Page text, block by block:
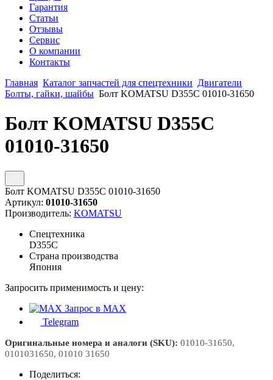
Гарантия
Статьи
Отзывы
Сервис
О компании
Контакты
Главная Каталог запчастей для спецтехники Двигатели
Болты, гайки, шайбы Болт KOMATSU D355C 01010-31650
Болт KOMATSU D355C
01010-31650
Болт KOMATSU D355C 01010-31650
Артикул: 01010-31650
Производитель: KOMATSU
Спецтехника
D355C
Страна производства
Япония
Запросить применимость и цену:
Запрос в MAX
Telegram
Оригинальные номера и аналоги (SKU): 01010-31650,
0101031650, 01010 31650
Поделиться: